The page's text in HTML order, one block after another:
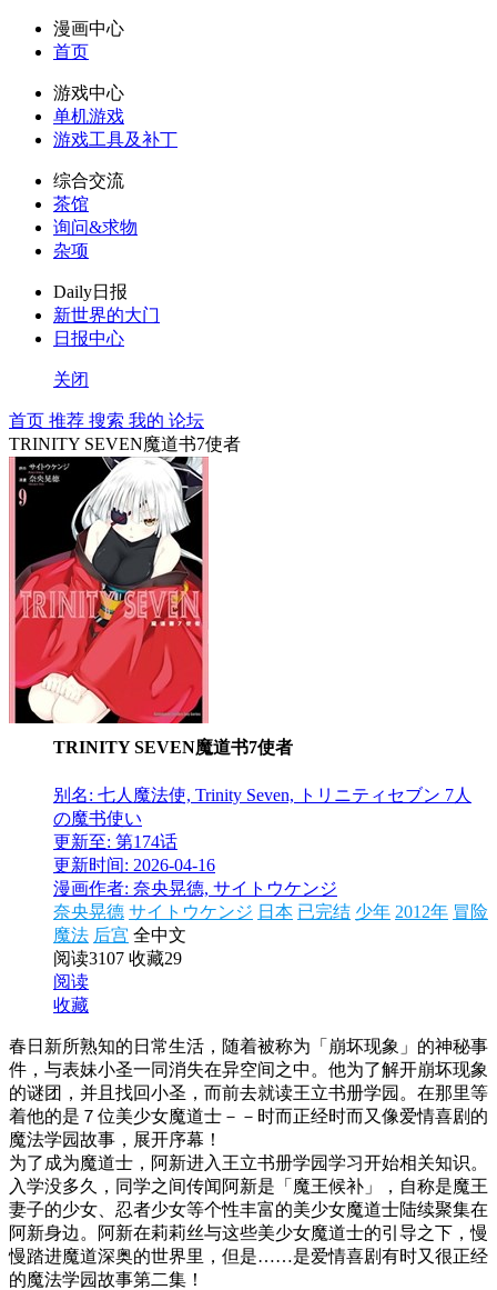
漫画中心
首页
游戏中心
单机游戏
游戏工具及补丁
综合交流
茶馆
询问&求物
杂项
Daily日报
新世界的大门
日报中心
关闭
首页 推荐 搜索 我的 论坛
TRINITY SEVEN魔道书7使者
TRINITY SEVEN魔道书7使者
别名: 七人魔法使, Trinity Seven, トリニティセブン 7人
の魔书使い
更新至: 第174话
更新时间: 2026-04-16
漫画作者: 奈央晃德, サイトウケンジ
奈央晃德 サイトウケンジ 日本 已完结 少年 2012年 冒险
魔法 后宫 全中文
阅读3107 收藏29
阅读
收藏
春日新所熟知的日常生活，随着被称为「崩坏现象」的神秘事
件，与表妹小圣一同消失在异空间之中。他为了解开崩坏现象
的谜团，并且找回小圣，而前去就读王立书册学园。在那里等
着他的是７位美少女魔道士－－时而正经时而又像爱情喜剧的
魔法学园故事，展开序幕！
为了成为魔道士，阿新进入王立书册学园学习开始相关知识。
入学没多久，同学之间传闻阿新是「魔王候补」，自称是魔王
妻子的少女、忍者少女等个性丰富的美少女魔道士陆续聚集在
阿新身边。阿新在莉莉丝与这些美少女魔道士的引导之下，慢
慢踏进魔道深奥的世界里，但是……是爱情喜剧有时又很正经
的魔法学园故事第二集！